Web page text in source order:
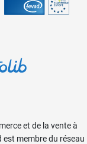
et de la vente à
membre du réseau